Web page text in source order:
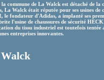
commune de La Walck est détaché de la
La Walck était réputée pour ses usines
le fondateur d'Adidas, a implanté ses
l'usine de chaussures de sécurité
du tissu industriel est toutefois tentée
entreprises innovantes.